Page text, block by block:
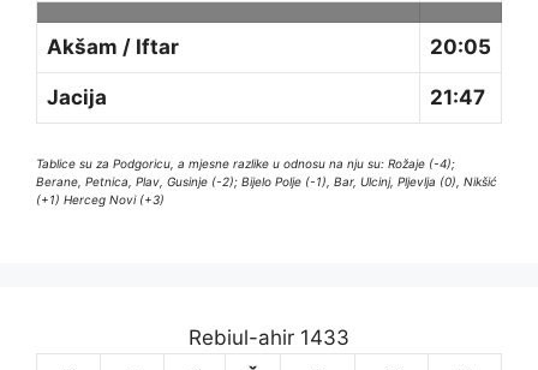
Akšam / Iftar 20:05
Jacija 21:47
Tablice su za Podgoricu, a mjesne razlike u odnosu na nju su: Rožaje (-4);
Berane, Petnica, Plav, Gusinje (-2); Bijelo Polje (-1), Bar, Ulcinj, Pljevlja (0), Nikšić
(+1) Herceg Novi (+3)
Rebiul-ahir 1433